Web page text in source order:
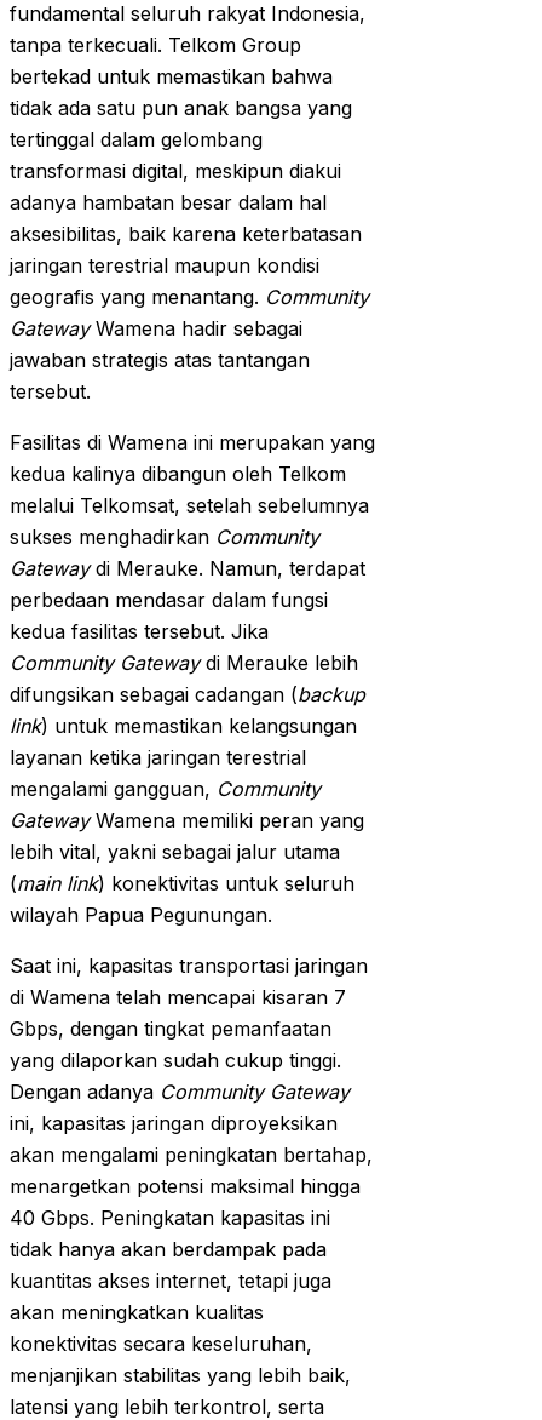
fundamental seluruh rakyat Indonesia,
tanpa terkecuali. Telkom Group
bertekad untuk memastikan bahwa
tidak ada satu pun anak bangsa yang
tertinggal dalam gelombang
transformasi digital, meskipun diakui
adanya hambatan besar dalam hal
aksesibilitas, baik karena keterbatasan
jaringan terestrial maupun kondisi
geografis yang menantang. Community
GatewayWamena hadir sebagai
jawaban strategis atas tantangan
tersebut.
Fasilitas di Wamena ini merupakan yang
kedua kalinya dibangun oleh Telkom
melalui Telkomsat, setelah sebelumnya
sukses menghadirkan Community
Gatewaydi Merauke. Namun, terdapat
perbedaan mendasar dalam fungsi
kedua fasilitas tersebut. Jika
Community Gatewaydi Merauke lebih
difungsikan sebagai cadangan (backup
link) untuk memastikan kelangsungan
layanan ketika jaringan terestrial
mengalami gangguan, Community
GatewayWamena memiliki peran yang
lebih vital, yakni sebagai jalur utama
(main link) konektivitas untuk seluruh
wilayah Papua Pegunungan.
Saat ini, kapasitas transportasi jaringan
di Wamena telah mencapai kisaran 7
Gbps, dengan tingkat pemanfaatan
yang dilaporkan sudah cukup tinggi.
Dengan adanya Community Gateway
ini, kapasitas jaringan diproyeksikan
akan mengalami peningkatan bertahap,
menargetkan potensi maksimal hingga
40 Gbps. Peningkatan kapasitas ini
tidak hanya akan berdampak pada
kuantitas akses internet, tetapi juga
akan meningkatkan kualitas
konektivitas secara keseluruhan,
menjanjikan stabilitas yang lebih baik,
latensi yang lebih terkontrol, serta